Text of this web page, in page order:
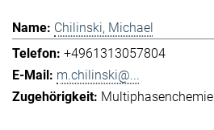
Chilinski, Michael
+4961313057804
m.chilinski@...
Multiphasenchemie